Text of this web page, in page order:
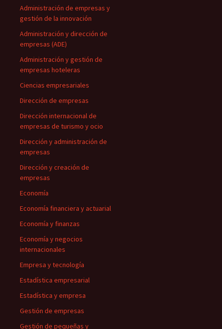
Administración de empresas y
gestión de la innovación
Administración y dirección de
empresas (ADE)
Administración y gestión de
empresas hoteleras
Ciencias empresariales
Dirección de empresas
Dirección internacional de
empresas de turismo y ocio
Dirección y administración de
empresas
Dirección y creación de
empresas
Economía
Economía financiera y actuarial
Economía y finanzas
Economía y negocios
internacionales
Empresa y tecnología
Estadística empresarial
Estadística y empresa
Gestión de empresas
Gestión de pequeñas y